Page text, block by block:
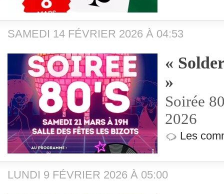
SAMEDI 14 FÉVRIER 2026 À 04:53
«
»
Soirée
2026
Les
LUNDI 9 FÉVRIER 2026 À 05:00